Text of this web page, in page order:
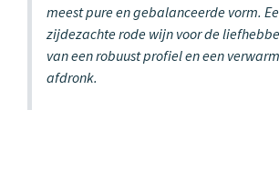
meest pure en gebalanceerde vorm.
zijdezachte rode wijn voor de
van een robuust profiel en een
afdronk.